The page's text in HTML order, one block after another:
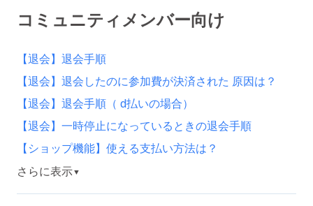
コミュニティメンバー向け
【退会】退会手順
【退会】退会したのに参加費が決済された 原因は？
【退会】退会手順（ d払いの場合）
【退会】一時停止になっているときの退会手順
【ショップ機能】使える支払い方法は？
さらに表示▼